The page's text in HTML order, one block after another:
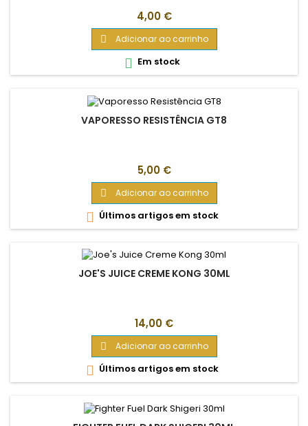
Preço
4,00 €
 Adicionar ao carrinho
 Em stock
VAPORESSO RESISTÊNCIA GT8
Preço
5,00 €
 Adicionar ao carrinho
 Últimos artigos em stock
JOE'S JUICE CREME KONG 30ML
Preço
14,00 €
 Adicionar ao carrinho
 Últimos artigos em stock